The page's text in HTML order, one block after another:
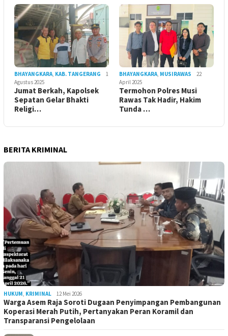
BHAYANGKARA, KAB. TANGERANG
1
Agustus 2025
Jumat Berkah, Kapolsek
Sepatan Gelar Bhakti
Religi…
BHAYANGKARA, MUSIRAWAS
22
April 2025
Termohon Polres Musi
Rawas Tak Hadir, Hakim
Tunda …
BERITA KRIMINAL
HUKUM, KRIMINAL 12 Mei 2026
Warga Asem Raja Soroti Dugaan Penyimpangan Pembangunan
Koperasi Merah Putih, Pertanyakan Peran Koramil dan
Transparansi Pengelolaan